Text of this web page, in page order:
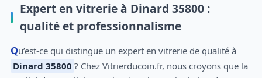
Expert en vitrerie à Dinard 35800 :
qualité et professionnalisme
Qu’est-ce qui distingue un expert en vitrerie de qualité à
Dinard 35800 ? Chez Vitrierducoin.fr, nous croyons que la